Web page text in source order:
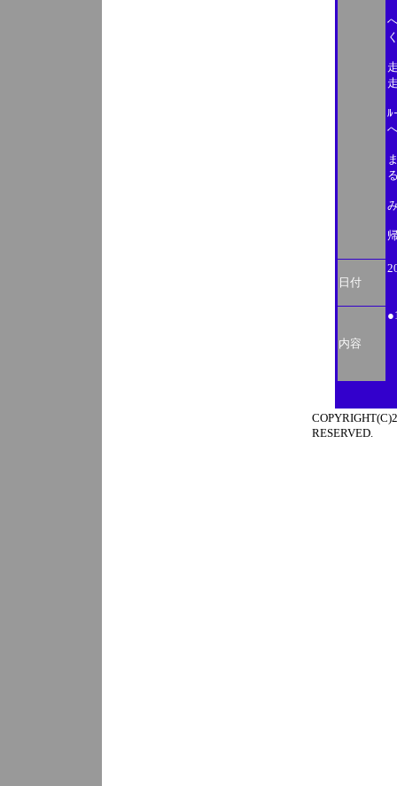
ﾙ
日付
内容
RESERVED.